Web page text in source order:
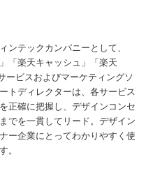
ンテックカンパニーとして、
「楽天キャッシュ」「楽天
ービスおよびマーケティングソ
トディレクターは、各サービス
正確に把握し、デザインコンセ
でを一貫してリード。デザイン
ー企業にとってわかりやすく使
。